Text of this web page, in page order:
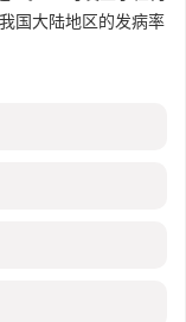
国大陆地区的发病率